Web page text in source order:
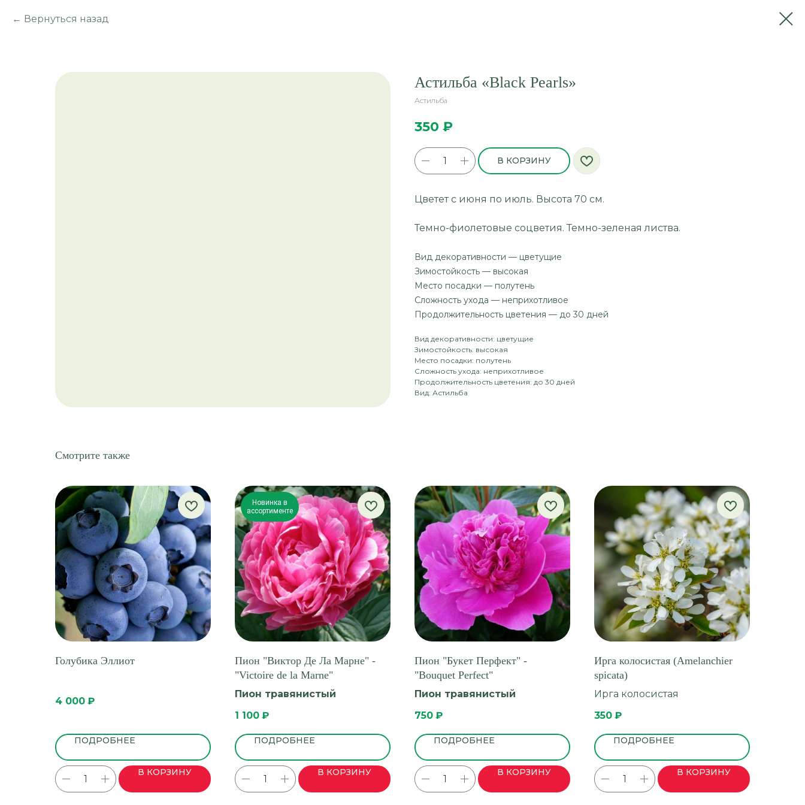
Вернуться назад
Астильба «Black Pearls»
Астильба
350 ₽
В КОРЗИНУ
Цветет с июня по июль. Высота 70 см.
Темно-фиолетовые соцветия. Темно-зеленая листва.
Вид декоративности — цветущие
Зимостойкость — высокая
Место посадки — полутень
Сложность ухода — неприхотливое
Продолжительность цветения — до 30 дней
Вид декоративности: цветущие
Зимостойкость: высокая
Место посадки: полутень
Сложность ухода: неприхотливое
Продолжительность цветения: до 30 дней
Вид: Астильба
Смотрите также
Голубика Эллиот
4 000 ₽
ПОДРОБНЕЕ
В КОРЗИНУ
Новинка в
ассортименте
Пион "Виктор Де Ла Марне" -
"Victoire de la Marne"
Пион травянистый
1 100 ₽
ПОДРОБНЕЕ
В КОРЗИНУ
Пион "Букет Перфект" -
"Bouquet Perfect"
Пион травянистый
750 ₽
ПОДРОБНЕЕ
В КОРЗИНУ
Ирга колосистая (Amelanchier
spicata)
Ирга колосистая
350 ₽
ПОДРОБНЕЕ
В КОРЗИНУ